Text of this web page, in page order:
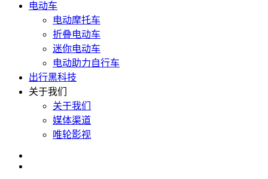
电动车
电动摩托车
折叠电动车
迷你电动车
电动助力自行车
出行黑科技
关于我们
关于我们
媒体渠道
唯轮影视